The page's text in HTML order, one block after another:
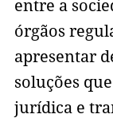
entre a
órgãos
apresentar
soluções
jurídica e